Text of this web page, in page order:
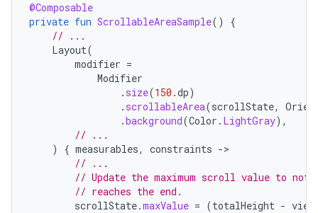
@Composable
private fun ScrollableAreaSample()
{
// ...
Layout(
modifier =
Modifier
. size(150.dp)
. scrollableArea(scrollState,
.background(Color . LightGray),
// ...
)
{ measurables, constraints -
// ...
// Update the maximum scroll value to
// reaches the end.
scrollState.maxValue = (totalHeight -